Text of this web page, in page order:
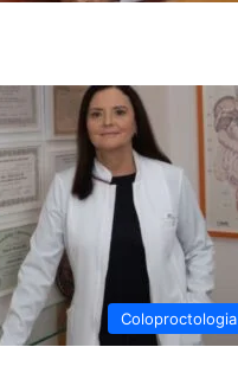
Coloproctologia